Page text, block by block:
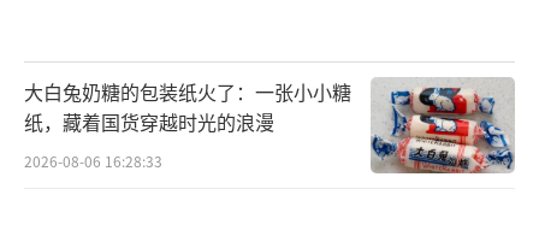
大白兔奶糖的包装纸火了：一张小小糖
纸，藏着国货穿越时光的浪漫
2026-08-06 16:28:33